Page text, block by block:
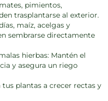
pimientos,
trasplantarse al exterior.
maíz, acelgas y
sembrarse directamente
hierbas: Mantén el
y asegura un riego
tus plantas a crecer rectas y